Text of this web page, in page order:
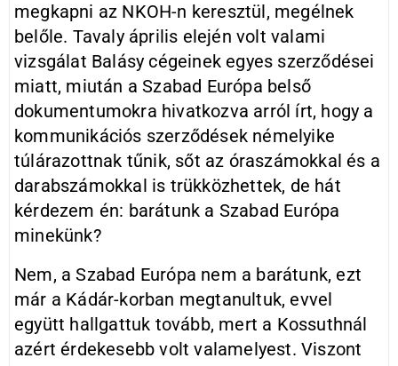
megkapni az NKOH-n keresztül, megélnek
belőle. Tavaly április elején volt valami
vizsgálat Balásy cégeinek egyes szerződései
miatt, miután a Szabad Európa belső
dokumentumokra hivatkozva arról írt, hogy a
kommunikációs szerződések némelyike
túlárazottnak tűnik, sőt az óraszámokkal és a
darabszámokkal is trükközhettek, de hát
kérdezem én: barátunk a Szabad Európa
minekünk?
Nem, a Szabad Európa nem a barátunk, ezt
már a Kádár-korban megtanultuk, evvel
együtt hallgattuk tovább, mert a Kossuthnál
azért érdekesebb volt valamelyest. Viszont